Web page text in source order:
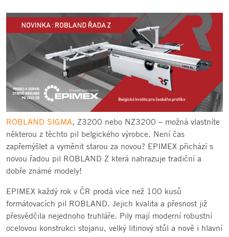
ROBLAND SIGMA, Z3200 nebo NZ3200 – možná vlastníte
některou z těchto pil belgického výrobce. Není čas
zapřemýšlet a vyměnit starou za novou? EPIMEX přichází s
novou řadou pil ROBLAND Z která nahrazuje tradiční a
dobře známé modely!
EPIMEX každý rok v ČR prodá více než 100 kusů
formátovacích pil ROBLAND. Jejich kvalita a přesnost již
přesvědčila nejednoho truhláře. Pily mají moderní robustní
ocelovou konstrukci stojanu, velký litinový stůl a nově i hlavní